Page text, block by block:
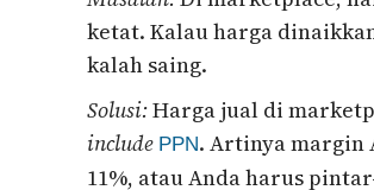
ketat. Kalau harga
kalah saing.
Solusi:Harga jual di
include PPN. Artinya margin
11%, atau Anda harus